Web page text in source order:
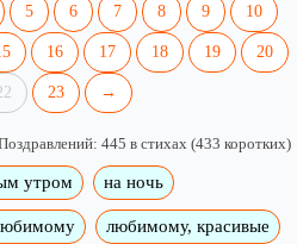
5 6 7 8 9 10
16 17 18 19 20
23 →
445 в стихах (433 коротких)
утром на ночь
любимому, красивые